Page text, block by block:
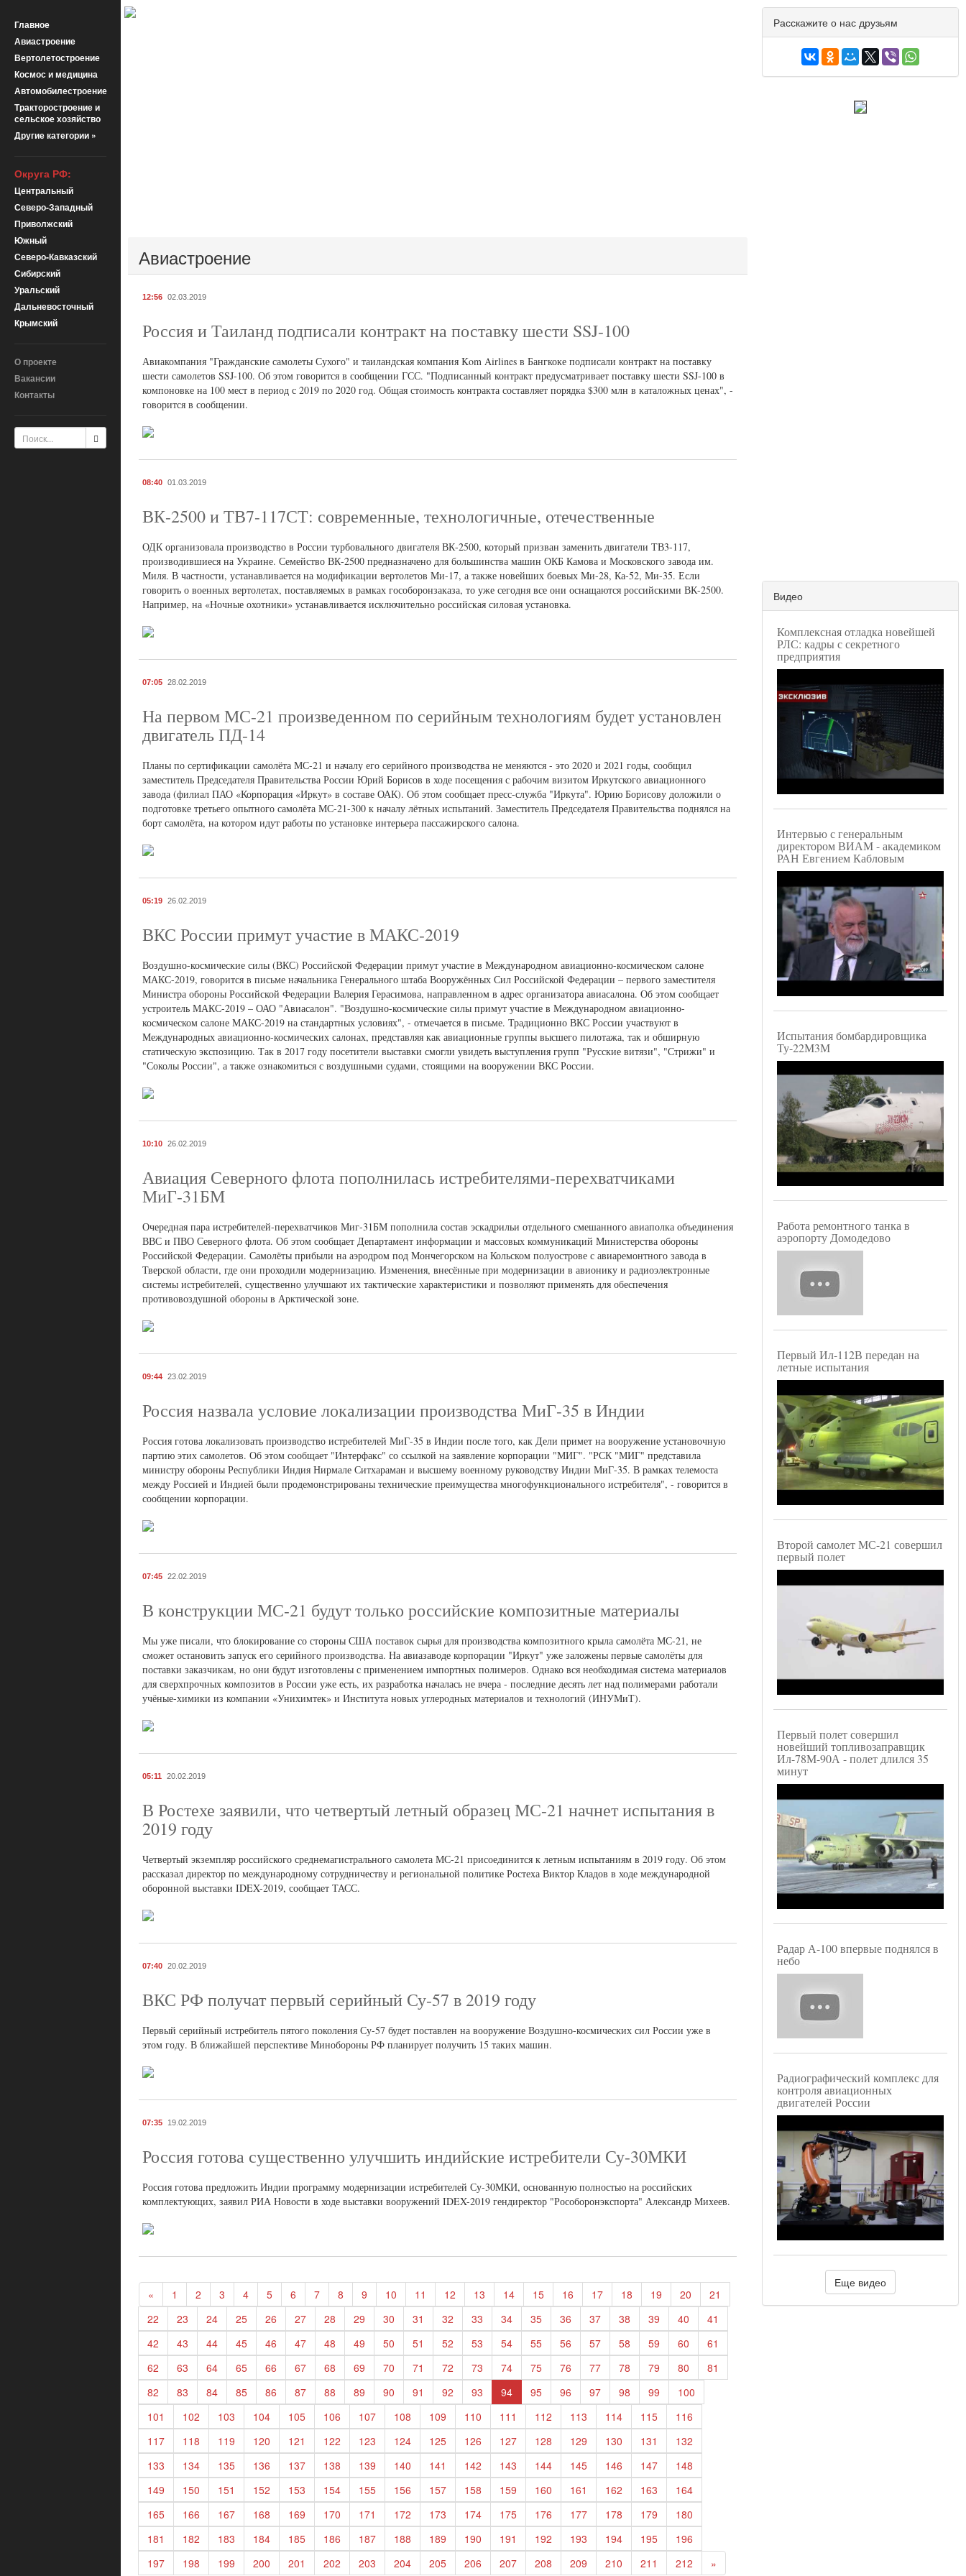
Главное
Авиастроение
Вертолетостроение
Космос и медицина
Автомобилестроение
Тракторостроение и
сельское хозяйство
Другие категории »
Округа РФ:
Центральный
Северо-Западный
Приволжский
Южный
Северо-Кавказский
Сибирский
Уральский
Дальневосточный
Крымский
О проекте
Вакансии
Контакты
Авиастроение
12:56 02.03.2019
Россия и Таиланд подписали контракт на поставку шести SSJ-100
Авиакомпания "Гражданские самолеты Сухого" и таиландская компания Kom Airlines в Бангкоке подписали контракт на поставку
шести самолетов SSJ-100. Об этом говорится в сообщении ГСС. "Подписанный контракт предусматривает поставку шести SSJ-100 в
компоновке на 100 мест в период с 2019 по 2020 год. Общая стоимость контракта составляет порядка $300 млн в каталожных ценах", -
говорится в сообщении.
08:40 01.03.2019
ВК-2500 и ТВ7-117СТ: современные, технологичные, отечественные
ОДК организовала производство в России турбовального двигателя ВК-2500, который призван заменить двигатели ТВ3-117,
производившиеся на Украине. Семейство ВК-2500 предназначено для большинства машин ОКБ Камова и Московского завода им.
Миля. В частности, устанавливается на модификации вертолетов Ми-17, а также новейших боевых Ми-28, Ка-52, Ми-35. Если
говорить о военных вертолетах, поставляемых в рамках гособоронзаказа, то уже сегодня все они оснащаются российскими ВК-2500.
Например, на «Ночные охотники» устанавливается исключительно российская силовая установка.
07:05 28.02.2019
На первом МС-21 произведенном по серийным технологиям будет установлен
двигатель ПД-14
Планы по сертификации самолёта МС-21 и началу его серийного производства не меняются - это 2020 и 2021 годы, сообщил
заместитель Председателя Правительства России Юрий Борисов в ходе посещения с рабочим визитом Иркутского авиационного
завода (филиал ПАО «Корпорация «Иркут» в составе ОАК). Об этом сообщает пресс-служба "Иркута". Юрию Борисову доложили о
подготовке третьего опытного самолёта МС-21-300 к началу лётных испытаний. Заместитель Председателя Правительства поднялся на
борт самолёта, на котором идут работы по установке интерьера пассажирского салона.
05:19 26.02.2019
ВКС России примут участие в МАКС-2019
Воздушно-космические силы (ВКС) Российской Федерации примут участие в Международном авиационно-космическом салоне
МАКС-2019, говорится в письме начальника Генерального штаба Вооружённых Сил Российской Федерации – первого заместителя
Министра обороны Российской Федерации Валерия Герасимова, направленном в адрес организатора авиасалона. Об этом сообщает
устроитель МАКС-2019 – ОАО "Авиасалон". "Воздушно-космические силы примут участие в Международном авиационно-
космическом салоне МАКС-2019 на стандартных условиях", - отмечается в письме. Традиционно ВКС России участвуют в
Международных авиационно-космических салонах, представляя как авиационные группы высшего пилотажа, так и обширную
статическую экспозицию. Так в 2017 году посетители выставки смогли увидеть выступления групп "Русские витязи", "Стрижи" и
"Соколы России", а также ознакомиться с воздушными судами, стоящими на вооружении ВКС России.
10:10 26.02.2019
Авиация Северного флота пополнилась истребителями-перехватчиками
МиГ-31БМ
Очередная пара истребителей-перехватчиков Миг-31БМ пополнила состав эскадрильи отдельного смешанного авиаполка объединения
ВВС и ПВО Северного флота. Об этом сообщает Департамент информации и массовых коммуникаций Министерства обороны
Российской Федерации. Самолёты прибыли на аэродром под Мончегорском на Кольском полуострове с авиаремонтного завода в
Тверской области, где они проходили модернизацию. Изменения, внесённые при модернизации в авионику и радиоэлектронные
системы истребителей, существенно улучшают их тактические характеристики и позволяют применять для обеспечения
противовоздушной обороны в Арктической зоне.
09:44 23.02.2019
Россия назвала условие локализации производства МиГ-35 в Индии
Россия готова локализовать производство истребителей МиГ-35 в Индии после того, как Дели примет на вооружение установочную
партию этих самолетов. Об этом сообщает "Интерфакс" со ссылкой на заявление корпорации "МИГ". "РСК "МИГ" представила
министру обороны Республики Индия Нирмале Ситхараман и высшему военному руководству Индии МиГ-35. В рамках телемоста
между Россией и Индией были продемонстрированы технические преимущества многофункционального истребителя", - говорится в
сообщении корпорации.
07:45 22.02.2019
В конструкции МС-21 будут только российские композитные материалы
Мы уже писали, что блокирование со стороны США поставок сырья для производства композитного крыла самолёта МС-21, не
сможет остановить запуск его серийного производства. На авиазаводе корпорации "Иркут" уже заложены первые самолёты для
поставки заказчикам, но они будут изготовлены с применением импортных полимеров. Однако вся необходимая система материалов
для сверхпрочных композитов в России уже есть, их разработка началась не вчера - последние десять лет над полимерами работали
учёные-химики из компании «Унихимтек» и Института новых углеродных материалов и технологий (ИНУМиТ).
05:11 20.02.2019
В Ростехе заявили, что четвертый летный образец МС-21 начнет испытания в
2019 году
Четвертый экземпляр российского среднемагистрального самолета МС-21 присоединится к летным испытаниям в 2019 году. Об этом
рассказал директор по международному сотрудничеству и региональной политике Ростеха Виктор Кладов в ходе международной
оборонной выставки IDEX-2019, сообщает ТАСС.
07:40 20.02.2019
ВКС РФ получат первый серийный Су-57 в 2019 году
Первый серийный истребитель пятого поколения Су-57 будет поставлен на вооружение Воздушно-космических сил России уже в
этом году. В ближайшей перспективе Минобороны РФ планирует получить 15 таких машин.
07:35 19.02.2019
Россия готова существенно улучшить индийские истребители Су-30МКИ
Россия готова предложить Индии программу модернизации истребителей Су-30МКИ, основанную полностью на российских
комплектующих, заявил РИА Новости в ходе выставки вооружений IDEX-2019 гендиректор "Рособоронэкспорта" Александр Михеев.
« 1 2 3 4 5 6 7 8 9 10 11 12 13 14 15 16 17 18 19 20
21
22
23 24 25 26 27 28 29 30 31 32 33 34 35 36 37 38 39 40
41
42
43 44 45 46 47 48 49 50 51 52 53 54 55 56 57 58 59 60
61
62
63 64 65 66 67 68 69 70 71 72 73 74 75 76 77 78 79 80
81
82
83 84 85 86 87 88 89 90 91 92 93 94 95 96 97 98 99
100
101
102 103 104 105 106 107 108 109 110 111 112 113 114 115
116
117
118 119 120 121 122 123 124 125 126 127 128 129 130 131
132
133
134 135 136 137 138 139 140 141 142 143 144 145 146 147
148
149
150 151 152 153 154 155 156 157 158 159 160 161 162 163
164
165
166 167 168 169 170 171 172 173 174 175 176 177 178 179
180
181
182 183 184 185 186 187 188 189 190 191 192 193 194 195
196
197
198 199 200 201 202 203 204 205 206 207 208 209 210 211 212 »
Расскажите о нас друзьям
Видео
Комплексная отладка новейшей
РЛС: кадры с секретного
предприятия
Интервью с генеральным
директором ВИАМ - академиком
РАН Евгением Кабловым
Испытания бомбардировщика
Ту-22М3М
Работа ремонтного танка в
аэропорту Домодедово
Первый Ил-112В передан на
летные испытания
Второй самолет МС-21 совершил
первый полет
Первый полет совершил
новейший топливозаправщик
Ил-78М-90А - полет длился 35
минут
Радар А-100 впервые поднялся в
небо
Радиографический комплекс для
контроля авиационных
двигателей России
Еще видео